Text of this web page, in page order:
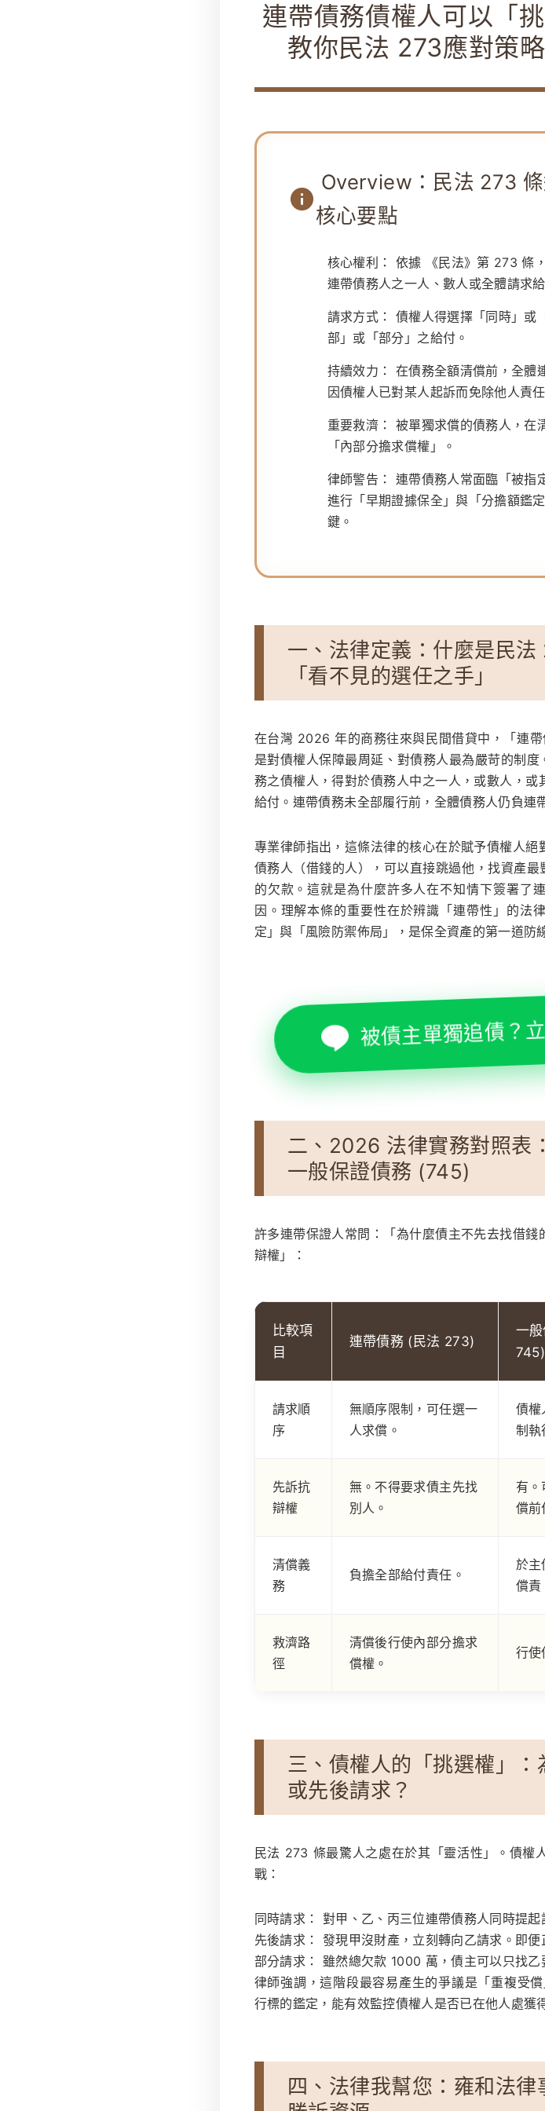
連帶債務債權人可以「
教你民法 273應對策
Overview：民法 273
核心要點
核心權利： 依據 《民法》第 273 條
連帶債務人之一人、數人或全體請求給
請求方式：
債權人得選擇「同時」或
部」或「部分」之給付。
持續效力：
在債務全額清償前，全體
因債權人已對某人起訴而免除他人責任
重要救濟： 被單獨求償的債務人，在
「內部分擔求償權」。
律師警告：
連帶債務人常面臨「被指
進行「早期證據保全」與「分擔額鑑
鍵。
一、法律定義：什麼是民
「看不見的選任之手」
在台灣 2026 年的商務往來與民間借貸中，「連
是對債權人保障最周延、對債務人最為嚴苛的制度
務之債權人，得對於債務人中之一人，或數人，
給付。連帶債務未全部履行前，全體債務人仍負連
專業律師指出，這條法律的核心在於賦予債權人
債務人（借錢的人），可以直接跳過他，找資產
的欠款。這就是為什麼許多人在不知情下簽署了
因。理解本條的重要性在於辨識「連帶性」的法
定」與「風險防禦佈局」，是保全資產的第一道防
被債主單獨追債？
二、2026 法律實務對照表
一般保證債務 (745)
許多連帶保證人常問：「為什麼債主不先去找借
辯權」：
比較項
目
連帶債務 (民法 273)
一
745)
請求順
序
無順序限制，可任選一
人求償。
債權
制執
先訴抗
辯權
無。不得要求債主先找
別人。
有
償前
清償義
務
負擔全部給付責任。
於主
償責
救濟路
徑
清償後行使內部分擔求
償權。
行使
三、債權人的「挑選權」
或先後請求？
民法 273 條最驚人之處在於其「靈活性」。債權
戰：
同時請求：
對甲、乙、丙三位連帶債務人同時提起
先後請求：
發現甲沒財產，立刻轉向乙請求。即
部分請求：
雖然總欠款 1000 萬，債主可以只找
律師強調，這階段最容易產生的爭議是「重複受
行標的鑑定 ，能有效監控債權人是否已在他人處獲
四、法律我幫您：雍和法